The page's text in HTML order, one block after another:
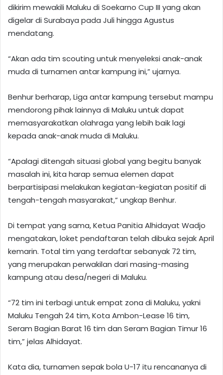
dikirim mewakili Maluku di Soekarno Cup III yang akan
digelar di Surabaya pada Juli hingga Agustus
mendatang.
“Akan ada tim scouting untuk menyeleksi anak-anak
muda di turnamen antar kampung ini,” ujarnya.
Benhur berharap, Liga antar kampung tersebut mampu
mendorong pihak lainnya di Maluku untuk dapat
memasyarakatkan olahraga yang lebih baik lagi
kepada anak-anak muda di Maluku.
“Apalagi ditengah situasi global yang begitu banyak
masalah ini, kita harap semua elemen dapat
berpartisipasi melakukan kegiatan-kegiatan positif di
tengah-tengah masyarakat,” ungkap Benhur.
Di tempat yang sama, Ketua Panitia Alhidayat Wadjo
mengatakan, loket pendaftaran telah dibuka sejak April
kemarin. Total tim yang terdaftar sebanyak 72 tim,
yang merupakan perwakilan dari masing-masing
kampung atau desa/negeri di Maluku.
“72 tim ini terbagi untuk empat zona di Maluku, yakni
Maluku Tengah 24 tim, Kota Ambon-Lease 16 tim,
Seram Bagian Barat 16 tim dan Seram Bagian Timur 16
tim,” jelas Alhidayat.
Kata dia, turnamen sepak bola U-17 itu rencananya di